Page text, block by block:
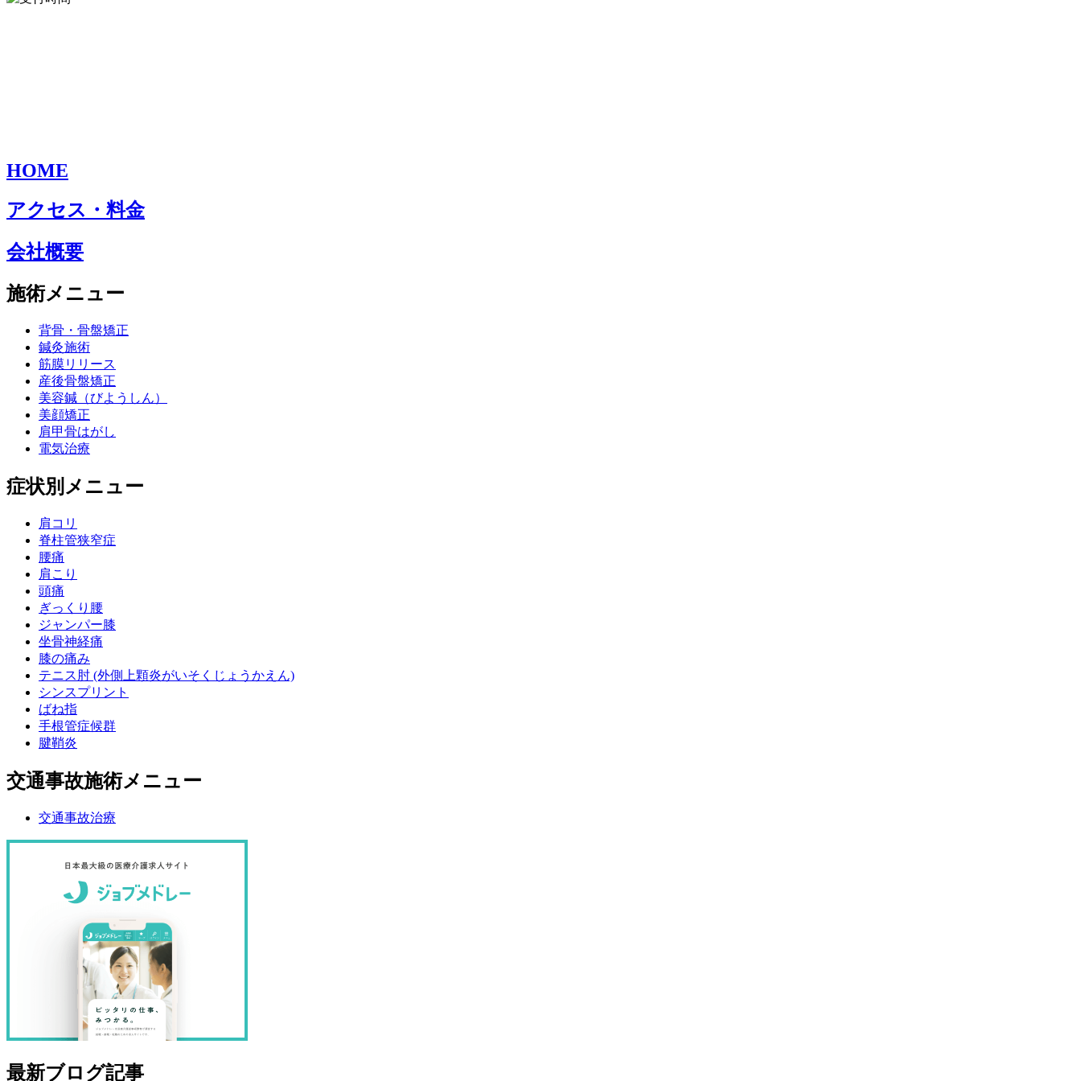
HOME
アクセス・料金
会社概要
施術メニュー
背骨・骨盤矯正
鍼灸施術
筋膜リリース
産後骨盤矯正
美容鍼（びようしん）
美顔矯正
肩甲骨はがし
電気治療
症状別メニュー
肩コリ
脊柱管狭窄症
腰痛
肩こり
頭痛
ぎっくり腰
ジャンパー膝
坐骨神経痛
膝の痛み
テニス肘 (外側上顆炎がいそくじょうかえん)
シンスプリント
ばね指
手根管症候群
腱鞘炎
交通事故施術メニュー
交通事故治療
最新ブログ記事